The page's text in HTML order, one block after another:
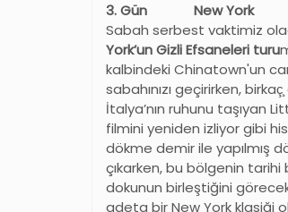
3. Gün New York
Sabah serbest vaktimiz
York’un Gizli Efsaneleri turu
kalbindeki Chinatown'un
sabahınızı geçirirken,
İtalya’nın ruhunu taşıyan
filmini yeniden izliyor gibi
dökme demir ile yapılmış
çıkarken, bu bölgenin tarihi
dokunun birleştiğini
adeta bir New York klasiği